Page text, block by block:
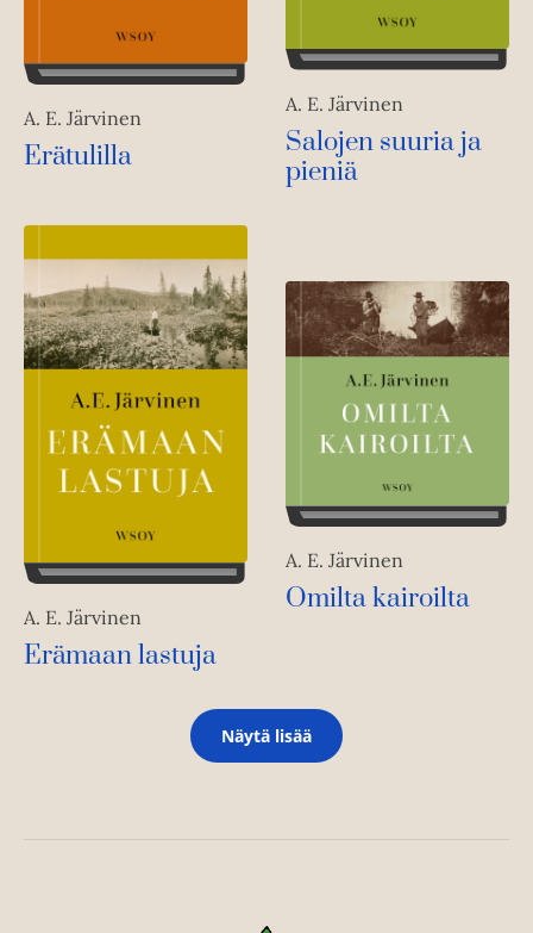
A. E. Järvinen
Erätulilla
A. E. Järvinen
Salojen suuria ja
pieniä
A. E. Järvinen
Erämaan lastuja
A. E. Järvinen
Omilta kairoilta
Näytä lisää